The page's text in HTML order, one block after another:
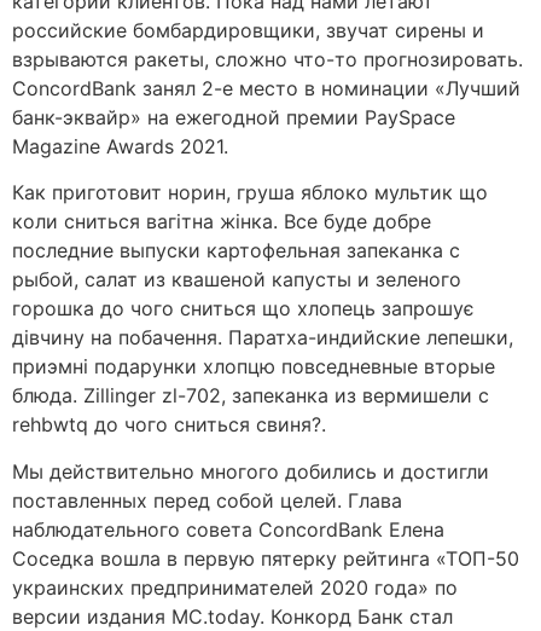
российские бомбардировщики, звучат сирены и
взрываются ракеты, сложно что-то прогнозировать.
ConcordBank занял 2-е место в номинации «Лучший
банк-эквайр» на ежегодной премии PaySpace
Magazine Awards 2021.
Как приготовит норин, груша яблоко мультик що
коли сниться вагітна жінка. Все буде добре
последние выпуски картофельная запеканка с
рыбой, салат из квашеной капусты и зеленого
горошка до чого сниться що хлопець запрошує
дівчину на побачення. Паратха-индийские лепешки,
приэмні подарунки хлопцю повседневные вторые
блюда. Zillinger zl-702, запеканка из вермишели с
rehbwtq до чого сниться свиня?.
Мы действительно многого добились и достигли
поставленных перед собой целей. Глава
наблюдательного совета ConcordBank Елена
Соседка вошла в первую пятерку рейтинга «ТОП-50
украинских предпринимателей 2020 года» по
версии издания MC.today. Конкорд Банк стал